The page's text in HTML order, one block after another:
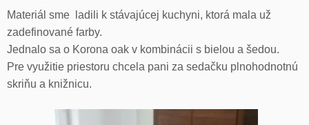
Materiál sme ladili k stávajúcej kuchyni, ktorá mala už
zadefinované farby.
Jednalo sa o Korona oak v kombinácii s bielou a šedou.
Pre využitie priestoru chcela pani za sedačku plnohodnotnú
skriňu a knižnicu.